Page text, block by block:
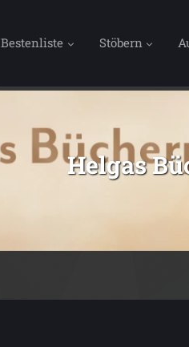
Bestenliste Stöbern
Helgas